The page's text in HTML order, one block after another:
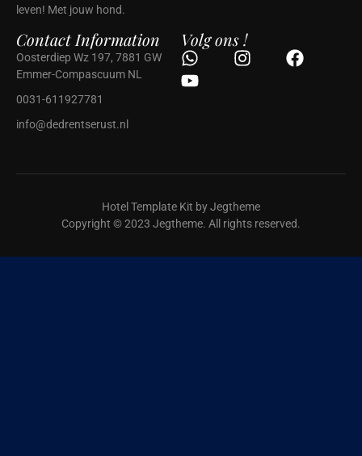
leven! Met jouw hond.
Contact Information
Oosterdiep Wz 197, 7881 GW
Emmer-Compascuum NL
0031-611927781
info@dedrentserust.nl
Volg ons !
Hotel Template Kit by Jegtheme
Copyright © 2023 Jegtheme. All rights reserved.